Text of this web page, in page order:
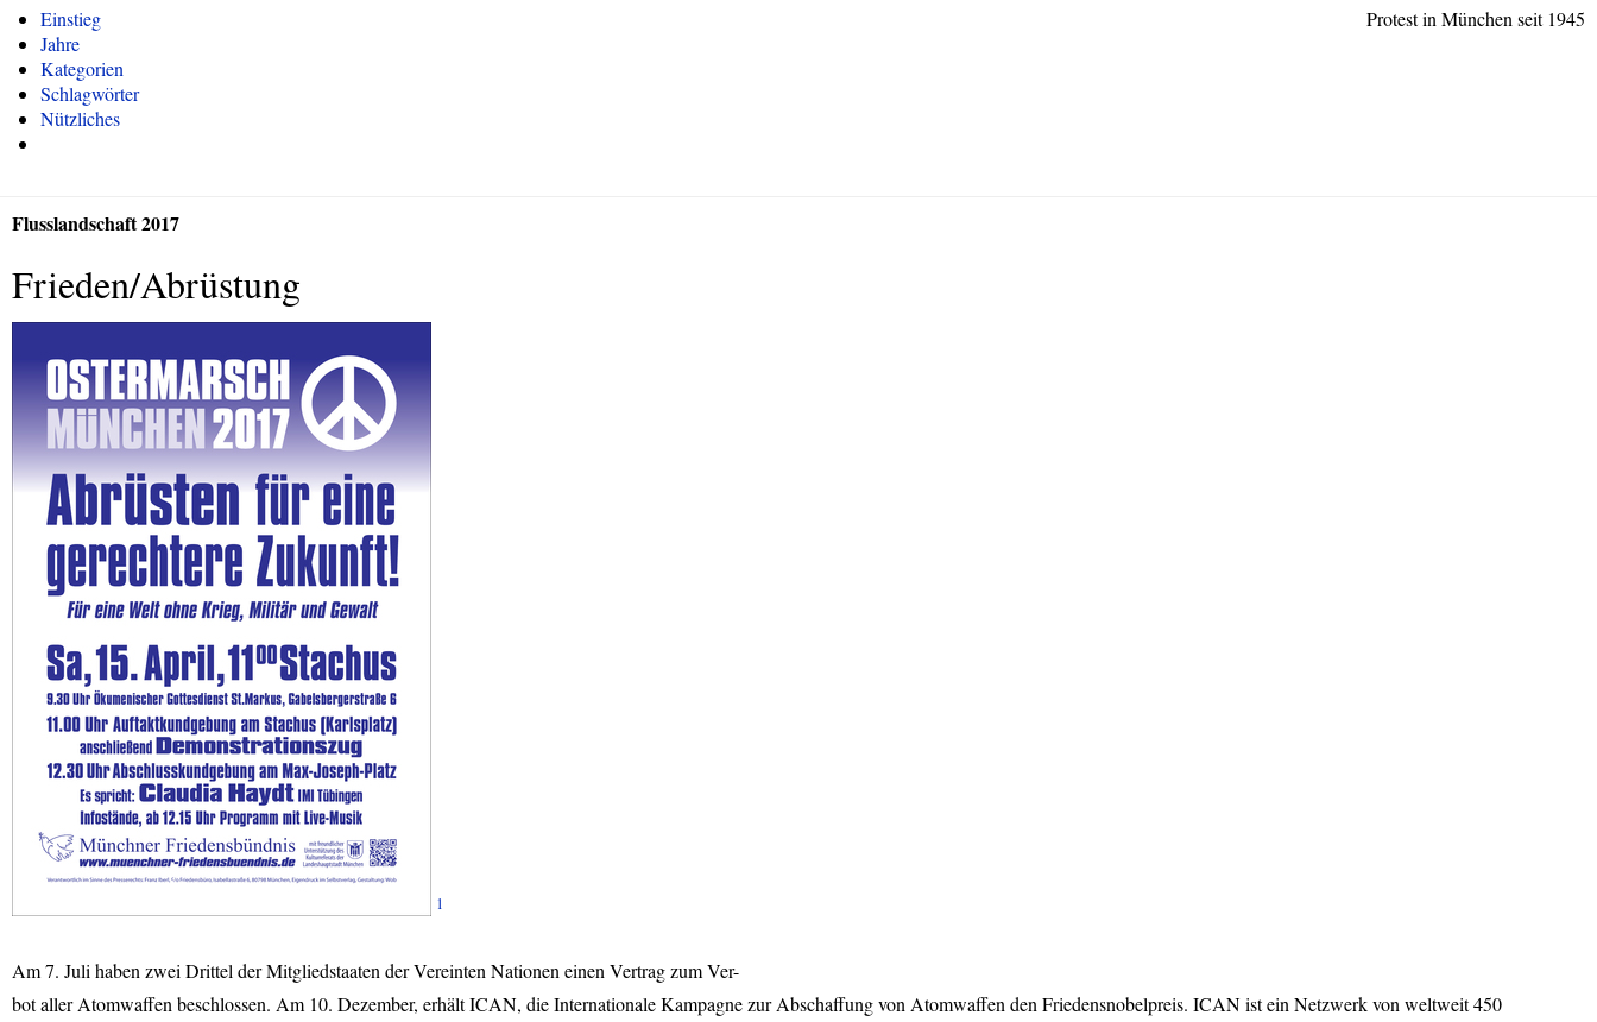
Protest in München seit 1945
Einstieg
Jahre
Kategorien
Schlagwörter
Nützliches
Flusslandschaft 2017
Frieden/Abrüstung
1
Am 7. Juli haben zwei Drittel der Mitgliedstaaten der Vereinten Nationen einen Vertrag zum Ver-
bot aller Atomwaffen beschlossen. Am 10. Dezember, erhältICAN, die Internationale Kampagne zur Abschaffung von Atomwaffen den Friedensnobelpreis. ICANist ein Netzwerk von weltweit 450